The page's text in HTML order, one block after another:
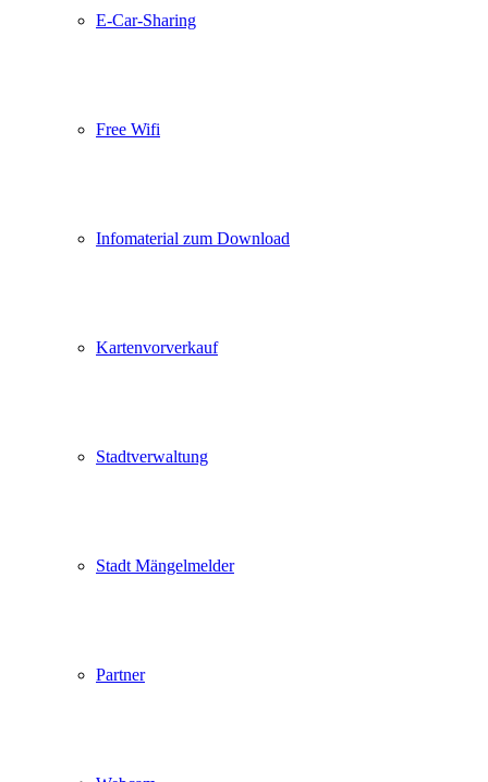
E-Car-Sharing
Free Wifi
Infomaterial zum Download
Kartenvorverkauf
Stadtverwaltung
Stadt Mängelmelder
Partner